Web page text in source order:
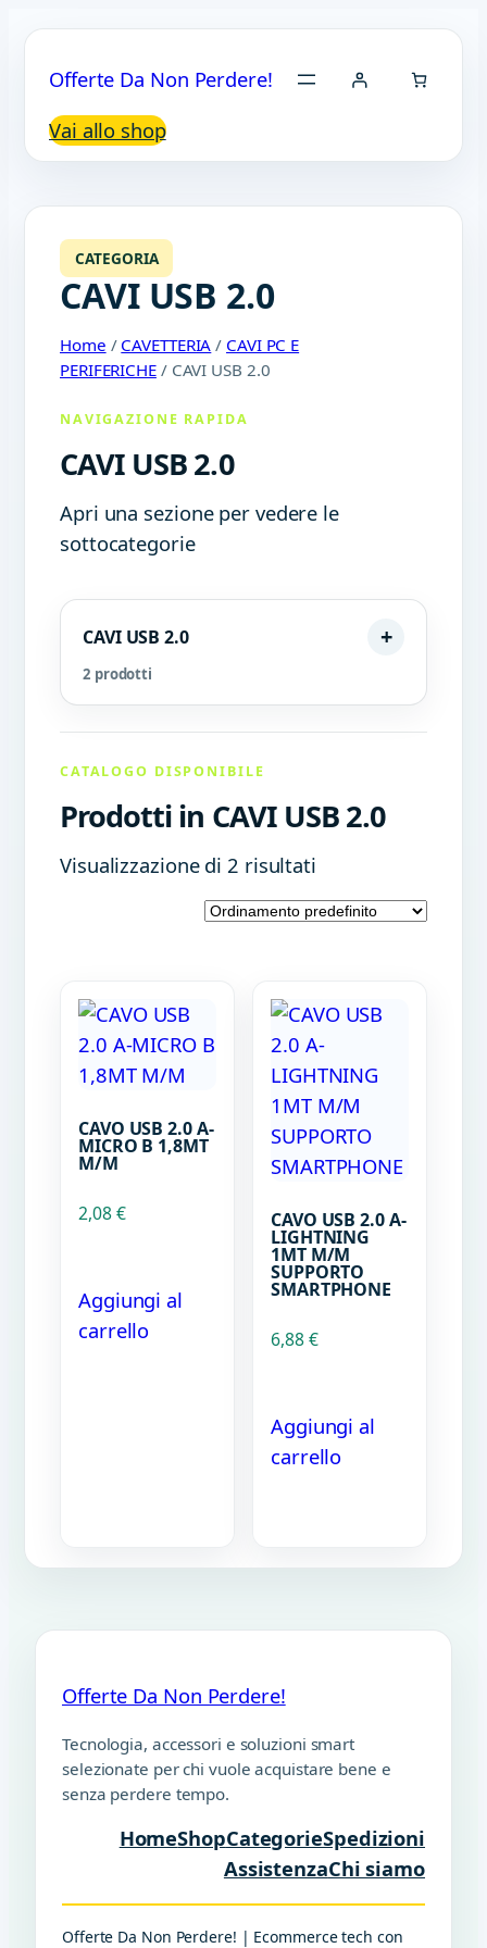
Offerte Da Non Perdere!
Vai allo shop
CATEGORIA
CAVI USB 2.0
Home / CAVETTERIA / CAVI PC E
PERIFERICHE/ CAVI USB 2.0
NAVIGAZIONE RAPIDA
CAVI USB 2.0
Apri una sezione per vedere le
sottocategorie
CAVI USB 2.0
2 prodotti
CATALOGO DISPONIBILE
Prodotti in CAVI USB 2.0
Visualizzazione di 2 risultati
CAVO USB 2.0 A-
MICRO B 1,8MT
M/M
2,08€
Aggiungi al
carrello
CAVO USB 2.0 A-
LIGHTNING
1MT M/M
SUPPORTO
SMARTPHONE
6,88€
Aggiungi al
carrello
Offerte Da Non Perdere!
Tecnologia, accessori e soluzioni smart
selezionate per chi vuole acquistare bene e
senza perdere tempo.
HomeShopCategorieSpedizioni
AssistenzaChi siamo
Offerte Da Non Perdere! | Ecommerce tech con